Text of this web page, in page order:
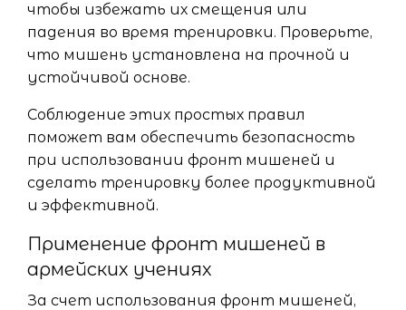
чтобы избежать их смещения или
падения во время тренировки. Проверьте,
что мишень установлена на прочной и
устойчивой основе.
Соблюдение этих простых правил
поможет вам обеспечить безопасность
при использовании фронт мишеней и
сделать тренировку более продуктивной
и эффективной.
Применение фронт мишеней в
армейских учениях
За счет использования фронт мишеней,